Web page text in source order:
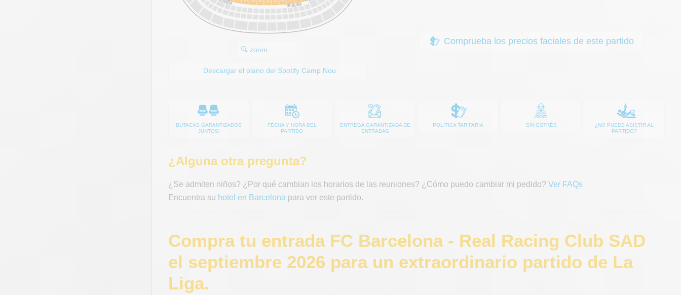
🔍 zoom
Descargar el plano del Spotify Camp Nou
Comprueba los precios faciales de este partido
BUTACAS GARANTIZADOS
JUNTOS!
FECHA Y HORA DEL
PARTIDO
ENTREGA GARANTIZADA DE
ENTRADAS
POLÍTICA TARIFARIA SIN ESTRÉS
¿NO PUEDE ASISTIR AL
PARTIDO?
¿Alguna otra pregunta?
¿Se admiten niños? ¿Por qué cambian los horarios de las reuniones? ¿Cómo puedo cambiar mi pedido? Ver FAQs
Encuentra su hotel en Barcelona para ver este partido.
Compra tu entrada FC Barcelona - Real Racing Club SAD
el septiembre 2026 para un extraordinario partido de La
Liga.